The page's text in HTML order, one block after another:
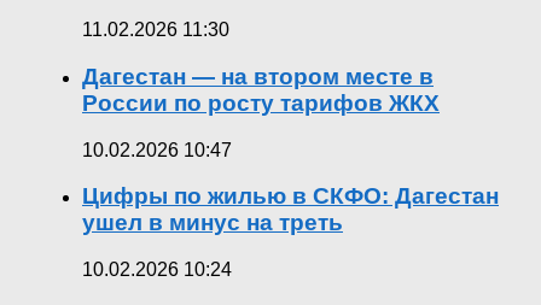
11.02.2026 11:30
Дагестан — на втором месте в
России по росту тарифов ЖКХ
10.02.2026 10:47
Цифры по жилью в СКФО: Дагестан
ушел в минус на треть
10.02.2026 10:24